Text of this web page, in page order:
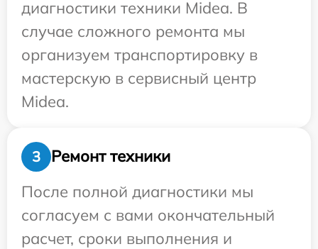
диагностики техники Midea. В
случае сложного ремонта мы
организуем транспортировку в
мастерскую в сервисный центр
Midea.
3
Ремонт техники
После полной диагностики мы
согласуем с вами окончательный
расчет, сроки выполнения и